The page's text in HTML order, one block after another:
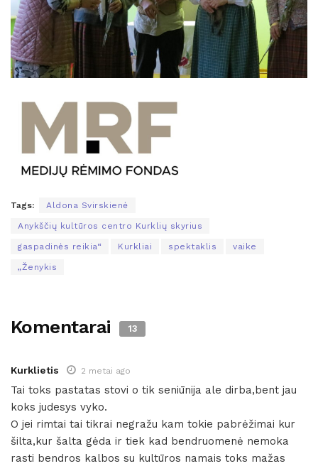
Tags: Aldona Svirskienė
Anykščių kultūros centro Kurklių skyrius
gaspadinės reikia“ Kurkliai spektaklis vaike
„Ženykis
Komentarai 13
Kurklietis 2 metai ago
Tai toks pastatas stovi o tik seniūnija ale dirba,bent jau
koks judesys vyko.
O jei rimtai tai tikrai negražu kam tokie pabrėžimai kur
šilta,kur šalta gėda ir tiek kad bendruomenė nemoka
rasti bendros kalbos su kultūros namais toks mažas